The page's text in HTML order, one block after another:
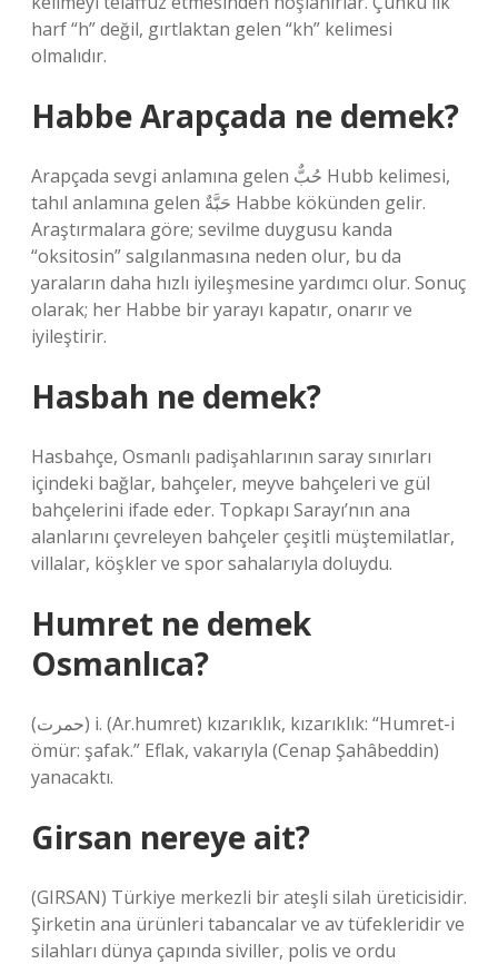
harf “h” değil, gırtlaktan gelen “kh” kelimesi
olmalıdır.
Habbe Arapçada ne demek?
Arapçada sevgi anlamına gelen حُبٌّ Hubb kelimesi,
tahıl anlamına gelen حَبَّةٌ Habbe kökünden gelir.
Araştırmalara göre; sevilme duygusu kanda
“oksitosin” salgılanmasına neden olur, bu da
yaraların daha hızlı iyileşmesine yardımcı olur. Sonuç
olarak; her Habbe bir yarayı kapatır, onarır ve
iyileştirir.
Hasbah ne demek?
Hasbahçe, Osmanlı padişahlarının saray sınırları
içindeki bağlar, bahçeler, meyve bahçeleri ve gül
bahçelerini ifade eder. Topkapı Sarayı’nın ana
alanlarını çevreleyen bahçeler çeşitli müştemilatlar,
villalar, köşkler ve spor sahalarıyla doluydu.
Humret ne demek
Osmanlıca?
(ﺣﻤﺮﺕ) i. (Ar.humret) kızarıklık, kızarıklık: “Humret-i
ömür: şafak.” Eflak, vakarıyla (Cenap Şahâbeddin)
yanacaktı.
Girsan nereye ait?
(GIRSAN) Türkiye merkezli bir ateşli silah üreticisidir.
Şirketin ana ürünleri tabancalar ve av tüfekleridir ve
silahları dünya çapında siviller, polis ve ordu